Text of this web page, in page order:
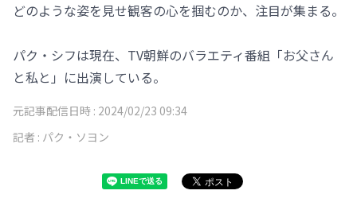
どのような姿を見せ観客の心を掴むのか、注目が集まる。
パク・シフは現在、TV朝鮮のバラエティ番組「お父さん
と私と」に出演している。
元記事配信日時 : 2024/02/23 09:34
記者 : パク・ソヨン